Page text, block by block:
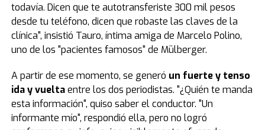
todavía. Dicen que te autotransferiste 300 mil pesos
desde tu teléfono, dicen que robaste las claves de la
clínica", insistió Tauro, íntima amiga de Marcelo Polino,
uno de los "pacientes famosos" de Mülberger.
A partir de ese momento, se generó un fuerte y tenso
ida y vueltaentre los dos periodistas. "¿Quién te manda
esta información", quiso saber el conductor. "Un
informante mío", respondió ella, pero no logró